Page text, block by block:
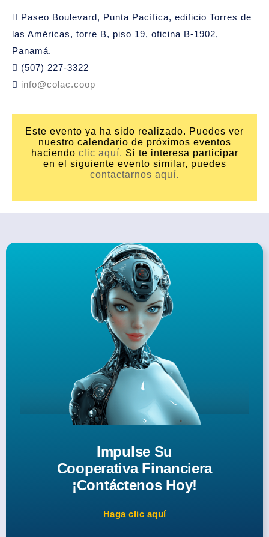
Paseo Boulevard, Punta Pacífica, edificio Torres de
las Américas, torre B, piso 19, oficina B-1902,
Panamá.
(507) 227-3322
info@colac.coop
Este evento ya ha sido realizado. Puedes ver
nuestro calendario de próximos eventos
haciendo clic aquí. Si te interesa participar
en el siguiente evento similar, puedes
contactarnos aquí.
Impulse Su
Cooperativa Financiera
¡Contáctenos Hoy!
Haga clic aquí